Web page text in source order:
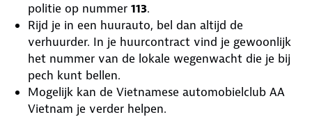
politie op nummer 113.
Rijd je in een huurauto, bel dan altijd de
verhuurder. In je huurcontract vind je gewoonlijk
het nummer van de lokale wegenwacht die je bij
pech kunt bellen.
Mogelijk kan de Vietnamese automobielclub AA
Vietnam je verder helpen.